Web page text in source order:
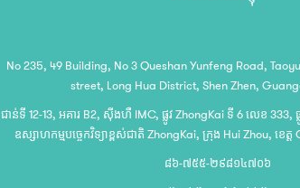
No 235, 49 Building, No 3 Queshan Yunfeng Road,
street, Long Hua District, Shen Zhen,
ជាន់ទី 12-13, អគារ B2, ស៊ីងហឺ IMC, ផ្លូវ ZhongKai ទី 6 លេខ 333,
ឧស្សាហកម្មបច្ចេកវិទ្យាខ្ពស់ជាតិ ZhongKai, ក្រុង Hui Zhou, ខេ
៨៦-៧៥៥-២៩៨១៤៧០៦